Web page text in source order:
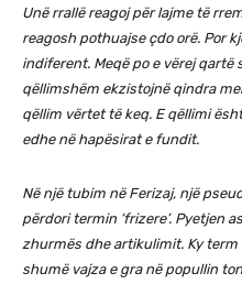
Unë rrallë reagoj për lajme të
reagosh pothuajse çdo orë. Por
indiferent. Meqë po e vërej
qëllimshëm ekzistojnë qindra
qëllim vërtet të keq. E qëllimi
edhe në hapësirat e fundit.
Në një tubim në Ferizaj, një
përdori termin ‘frizere’. Pyetjen
zhurmës dhe artikulimit. Ky term
shumë vajza e gra në popullin